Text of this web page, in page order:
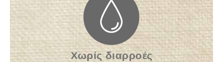
Χωρίς διαρροές